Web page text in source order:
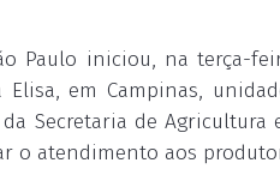
Paulo iniciou, na terça-
Elisa, em Campinas,
Secretaria de Agricultura
o atendimento aos